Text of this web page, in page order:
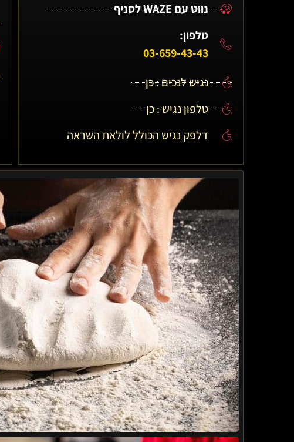
נווט עם WAZE לסניף
טלפון:
03-659-43-43
נגיש לנכים : כן
טלפון נגיש : כן
דלפק נגיש הכולל לולאת השראה